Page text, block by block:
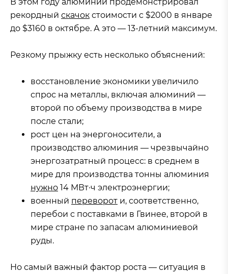
рекордный скачок стоимости c $2000 в январе
до $3160 в октябре. А это — 13-летний максимум.
Резкому прыжку есть несколько объяснений:
восстановление экономики увеличило
спрос на металлы, включая алюминий —
второй по объему производства в мире
после стали;
рост цен на энергоносители, а
производство алюминия — чрезвычайно
энергозатратный процесс: в среднем в
мире для производства тонны алюминия
нужно 14 МВт·ч электроэнергии;
военный переворот и, соответственно,
перебои с поставками в Гвинее, второй в
мире стране по запасам алюминиевой
руды.
Но самый важный фактор роста — ситуация в